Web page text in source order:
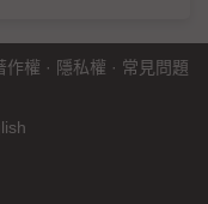
作權 · 隱私權 · 常見問題